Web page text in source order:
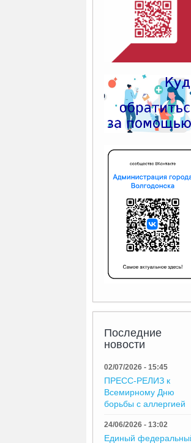
Последние
новости
02/07/2026 - 15:45
ПРЕСС-РЕЛИЗ к
Всемирному Дню
борьбы с аллергией
24/06/2026 - 13:02
Единый